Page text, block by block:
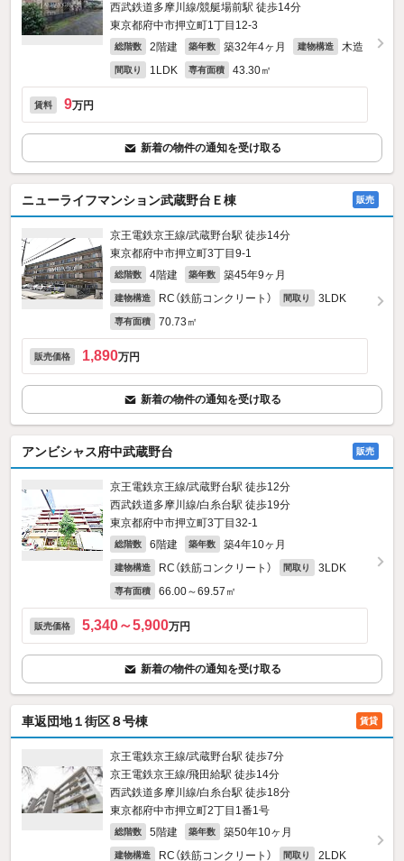
西武鉄道多摩川線/競艇場前駅 徒歩14分
東京都府中市押立町1丁目12-3
総階数 2階建 築年数 築32年4ヶ月 建物構造 木造
間取り 1LDK 専有面積 43.30㎡
賃料 9万円
新着の物件の通知を受け取る
ニューライフマンション武蔵野台Ｅ棟 販売
京王電鉄京王線/武蔵野台駅 徒歩14分
東京都府中市押立町3丁目9-1
総階数 4階建 築年数 築45年9ヶ月
建物構造 RC（鉄筋コンクリート） 間取り 3LDK
専有面積 70.73㎡
販売価格 1,890万円
新着の物件の通知を受け取る
アンビシャス府中武蔵野台 販売
京王電鉄京王線/武蔵野台駅 徒歩12分
西武鉄道多摩川線/白糸台駅 徒歩19分
東京都府中市押立町3丁目32-1
総階数 6階建 築年数 築4年10ヶ月
建物構造 RC（鉄筋コンクリート） 間取り 3LDK
専有面積 66.00～69.57㎡
販売価格 5,340～5,900万円
新着の物件の通知を受け取る
車返団地１街区８号棟 賃貸
京王電鉄京王線/武蔵野台駅 徒歩7分
京王電鉄京王線/飛田給駅 徒歩14分
西武鉄道多摩川線/白糸台駅 徒歩18分
東京都府中市押立町2丁目1番1号
総階数 5階建 築年数 築50年10ヶ月
建物構造 RC（鉄筋コンクリート） 間取り 2LDK